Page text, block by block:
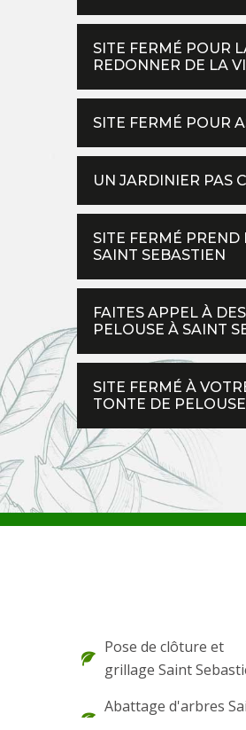
SITE FERMÉ POUR
REDONNER DE LA
SITE FERMÉ POUR
UN JARDINIER PAS
SITE FERMÉ PREND
SAINT SEBASTIEN
FAITES APPEL À
PELOUSE À SAINT
SITE FERMÉ À
TONTE DE
Pose de clôture et
grillage Saint
Abattage d'arbres